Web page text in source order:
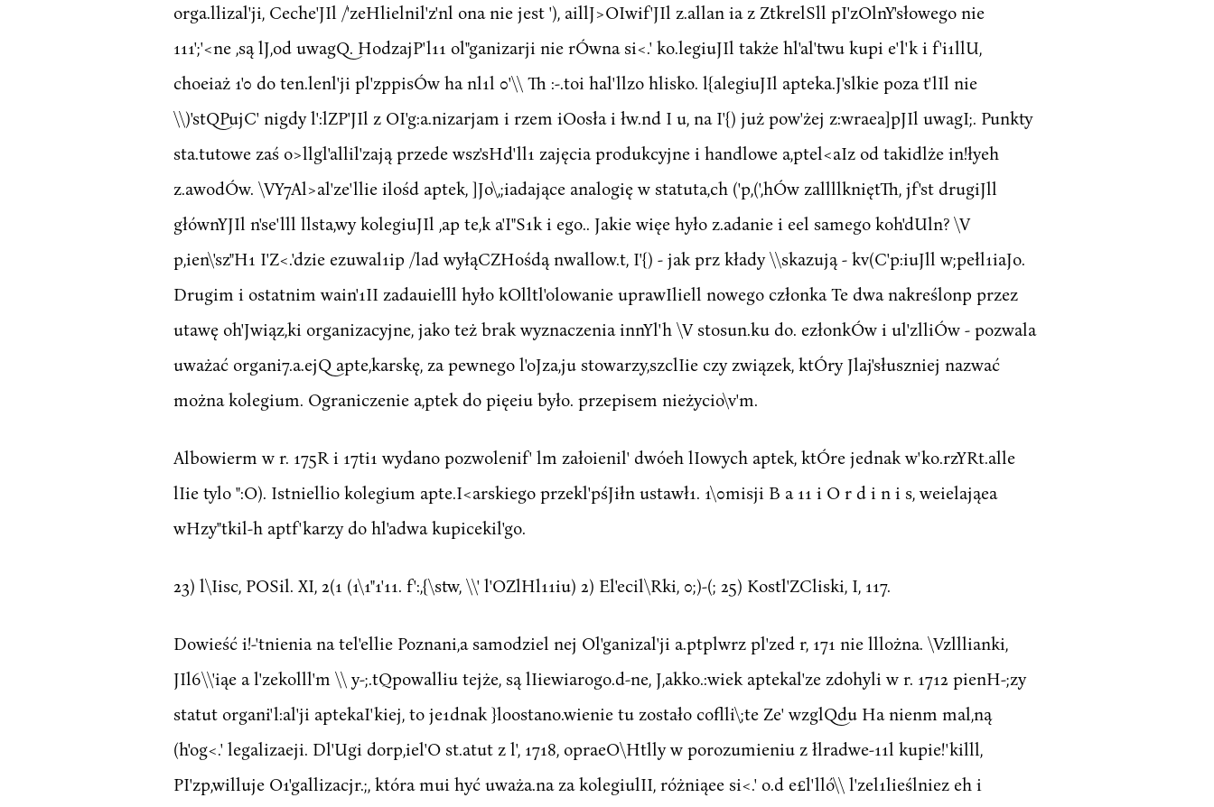
orga.llizal'ji, Ceche'JIl /'zeHlielnil'z'nl ona nie jest '), aillJ>OIwif'JIl z.allan ia z ZtkrelSll pI'zOlnY'słowego nie
111';'<ne ,są lJ,od uwagQ. HodzajP'l11 ol"ganizarji nie rÓwna si<.' ko.legiuJIl także hl'al'twu kupi e'l'k i f'i1llU,
choeiaż 1'0 do ten.lenl'ji pl'zppisÓw ha nl1l 0'\\ Th :-.toi hal'llzo hlisko. l{alegiuJIl apteka.J'slkie poza t'lIl nie
\\)'stQPujC' nigdy l':lZP'JIl z OI'g:a.nizarjam i rzem iOosła i łw.nd I u, na I'{) już pow'żej z:wraea]pJIl uwagI;. Punkty
sta.tutowe zaś o>llgl'allil'zają przede wsz'sHd'll1 zajęcia produkcyjne i handlowe a,ptel<aIz od takidlże in!łyeh
z.awodÓw. \VY7Al>al'ze'llie ilośd aptek, ]Jo\,;iadające analogię w statuta,ch ('p,(',hÓw zallllkniętTh, jf'st drugiJll
głównYJIl n'se'lll llsta,wy kolegiuJIl ,ap te,k a'I"S1k i ego.. Jakie więe hyło z.adanie i eel samego koh'dUln? \V
p,ien\'sz"H1 I'Z<.'dzie ezuwal1ip /lad wyłąCZHośdą nwallow.t, I'{) - jak prz kłady \\skazują - kv(C'p:iuJll w;pełl1iaJo.
Drugim i ostatnim wain'1II zadauielll hyło kOlltl'olowanie uprawIliell nowego członka Te dwa nakreślonp przez
utawę oh'Jwiąz,ki organizacyjne, jako też brak wyznaczenia innYl'h \V stosun.ku do. ezłonkÓw i ul'zlliÓw - pozwala
uważać organi7.a.ejQ apte,karskę, za pewnego l'oJza,ju stowarzy,szclIie czy związek, ktÓry Jlaj'słuszniej nazwać
można kolegium. Ograniczenie a,ptek do pięeiu było. przepisem nieżycio\v'm.
Albowierm w r. 175R i 17ti1 wydano pozwolenif' lm załoienil' dwóeh lIowych aptek, ktÓre jednak w'ko.rzYRt.alle
lIie tylo ":O). Istniellio kolegium apte.I<arskiego przekl'pśJiłn ustawł1. 1\0misji B a 11 i O r d i n i s, weielająea
wHzy"tkil-h aptf'karzy do hl'adwa kupicekil'go.
23) l\Iisc, POSil. XI, 2(1 (1\1"1'11. f':,{\stw, \\' l'OZlHl11iu) 2) El'ecil\Rki, 0;)-(; 25) Kostl'ZCliski, I, 117.
Dowieść i!-'tnienia na tel'ellie Poznani,a samodziel nej Ol'ganizal'ji a.ptplwrz pl'zed r, 171 nie lllożna. \Vzlllianki,
JIl6\\'iąe a l'zekolll'm \\ y-;.tQpowalliu tejże, są lIiewiarogo.d-ne, J,akko.:wiek aptekal'ze zdohyli w r. 1712 pienH-;zy
statut organi'l:al'ji aptekaI'kiej, to je1dnak }loostano.wienie tu zostało coflli\;te Ze' wzglQdu Ha nienm mal,ną
(h'og<.' legalizaeji. Dl'Ugi dorp,iel'O st.atut z l', 1718, opraeO\Htlly w porozumieniu z łlradwe-11l kupie!'killl,
PI'zp,willuje O1'gallizacjr.;, która mui hyć uważa.na za kolegiulII, różniąee si<.' o.d e£l'lló\\ l'zel1lieślniez eh i